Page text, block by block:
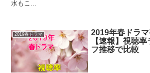
水もこ...
2019春ドラマ
2019年春ドラ
【速報】視聴
フ推移で比較